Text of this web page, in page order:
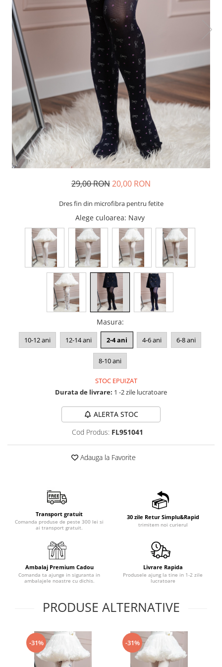
29,00 RON20,00 RON
Dres fin din microfibra pentru fetite
Alege culoarea: Navy
Masura:
10-12 ani 12-14 ani 2-4 ani 4-6 ani 6-8 ani
8-10 ani
STOC EPUIZAT
Durata de livrare: 1 -2 zile lucratoare
ALERTA STOC
Cod Produs: FL951041
Adauga la Favorite
Transport gratuit
Comanda produse de peste 300 lei si
ai transport gratuit.
30 zile Retur Simplu&Rapid
trimitem noi curierul
Ambalaj Premium Cadou
Comanda ta ajunge in siguranta in
ambalajele noastre cu dichis.
Livrare Rapida
Produsele ajung la tine in 1-2 zile
lucratoare
PRODUSE ALTERNATIVE
-31% -31%